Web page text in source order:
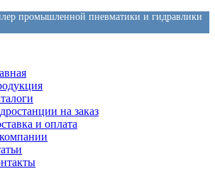
промышленной пневматики и гидравлики
на заказ
и оплата